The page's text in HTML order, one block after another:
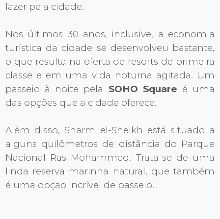
lazer pela cidade.
Nos últimos 30 anos, inclusive, a economia
turística da cidade se desenvolveu bastante,
o que resulta na oferta de resorts de primeira
classe e em uma vida noturna agitada. Um
passeio à noite pela SOHO Square é uma
das opções que a cidade oferece.
Além disso, Sharm el-Sheikh está situado a
alguns quilômetros de distância do Parque
Nacional Ras Mohammed. Trata-se de uma
linda reserva marinha natural, que também
é uma opção incrível de passeio.